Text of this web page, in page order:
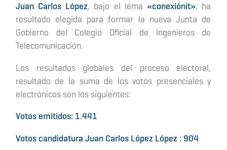
Juan Carlos López, bajo el lema «conexiónit», ha
resultado elegida para formar la nueva Junta de
Gobierno del Colegio Oficial de Ingenieros de
Telecomunicación.
Los resultados globales del proceso electoral,
resultado de la suma de los votos presenciales y
electrónicos son los siguientes:
Votos emitidos: 1.441
Votos candidatura Juan Carlos López López : 904